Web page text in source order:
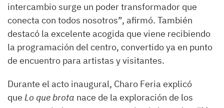
intercambio surge un poder transformador que
conecta con todos nosotros”, afirmó. También
destacó la excelente acogida que viene recibiendo
la programación del centro, convertido ya en punto
de encuentro para artistas y visitantes.
Durante el acto inaugural, Charo Feria explicó
que Lo que brota nace de la exploración de los